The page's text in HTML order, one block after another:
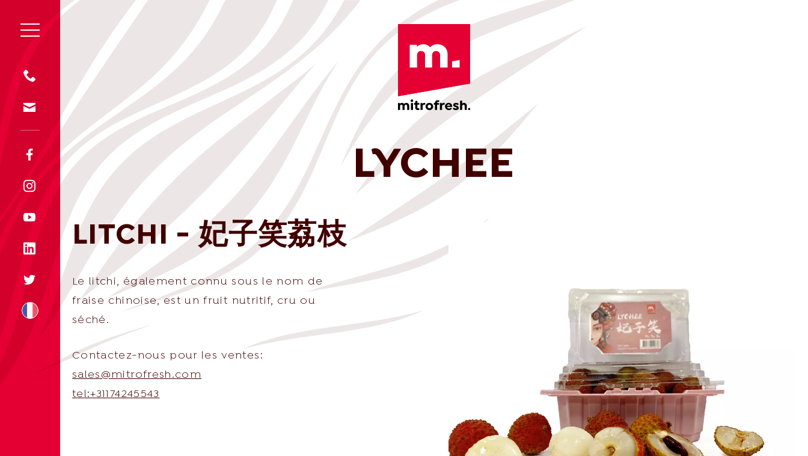
+31 174 245 543
sales@mitrofresh.com
LYCHEE
LITCHI - 妃子笑荔枝
Le litchi, également connu sous le nom de
fraise chinoise, est un fruit nutritif, cru ou
séché.
Contactez-nous pour les ventes:
sales@mitrofresh.com
tel:+31174245543